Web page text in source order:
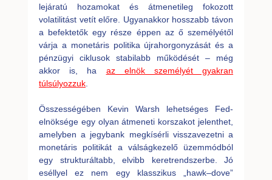
lejáratú hozamokat és átmenetileg fokozott
volatilitást vetít előre. Ugyanakkor hosszabb távon
a befektetők egy része éppen az ő személyétől
várja a monetáris politika újrahorgonyzását és a
pénzügyi ciklusok stabilabb működését – még
akkor is, ha az elnök személyét gyakran
túlsúlyozzuk.
Összességében Kevin Warsh lehetséges Fed-
elnöksége egy olyan átmeneti korszakot jelenthet,
amelyben a jegybank megkísérli visszavezetni a
monetáris politikát a válságkezelő üzemmódból
egy strukturáltabb, elvibb keretrendszerbe. Jó
eséllyel ez nem egy klasszikus „hawk–dove”